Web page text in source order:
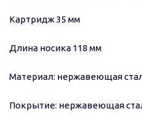
Картридж 35 мм
Длина носика 118 мм
Материал: нержавеющая
Покрытие: нержавеющая